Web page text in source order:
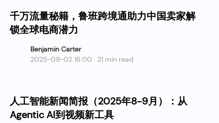
千万流量秘籍，鲁班跨境通助力中国卖家解
锁全球电商潜力
Benjamin Carter
2025-09-02 16:00 · 21 min read
人工智能新闻简报（2025年8-9月）：从
Agentic AI到视频新工具